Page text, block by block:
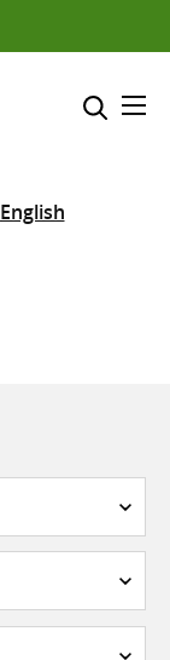
l’emplacement
English